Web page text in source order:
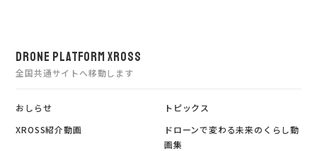
DRONE PLATFORM XROSS
全国共通サイトへ移動します
おしらせ
トピックス
XROSS紹介動画
ドローンで変わる未来のくらし動
画集